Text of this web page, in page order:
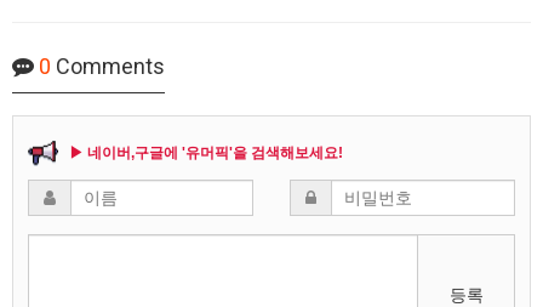
0 Comments
▶ 네이버,구글에 '유머픽'을 검색해보세요!
등록